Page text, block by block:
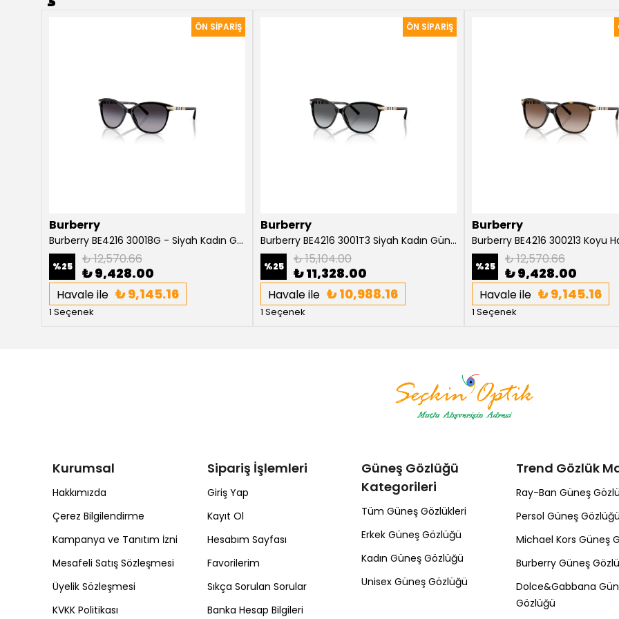
Burberry
Burberry BE4216 30018G - Siyah Kadın Güneş Gözlüğü
%25 ₺ 12,570.66
₺ 9,428.00
Havale ile ₺ 9,145.16
1 Seçenek
Burberry
Burberry BE4216 3001T3 Siyah Kadın Güneş Gözlüğü
%25 ₺ 15,104.00
₺ 11,328.00
Havale ile ₺ 10,988.16
1 Seçenek
Burberry
%25 ₺ 12,570.66
₺ 9,428.00
Havale ile ₺ 9,145.16
1 Seçenek
Kurumsal
Hakkımızda
Çerez Bilgilendirme
Kampanya ve Tanıtım İzni
Mesafeli Satış Sözleşmesi
Üyelik Sözleşmesi
KVKK Politikası
Sipariş İşlemleri
Giriş Yap
Kayıt Ol
Hesabım Sayfası
Favorilerim
Sıkça Sorulan Sorular
Banka Hesap Bilgileri
Güneş Gözlüğü
Kategorileri
Tüm Güneş Gözlükleri
Erkek Güneş Gözlüğü
Kadın Güneş Gözlüğü
Unisex Güneş Gözlüğü
Trend Gözlük
Ray-Ban Güneş
Persol Güneş Gözlüğü
Michael Kors Güneş
Burberry Güneş
Dolce&Gabbana
Gözlüğü